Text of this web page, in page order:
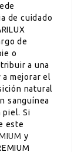
de cuidado
de
o
a una
mejorar el
natural
sanguínea
piel. Si
este
y